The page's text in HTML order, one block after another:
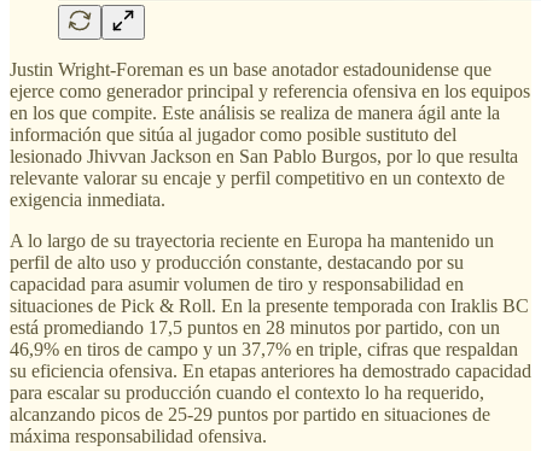
Justin Wright-Foreman es un base anotador estadounidense que
ejerce como generador principal y referencia ofensiva en los equipos
en los que compite. Este análisis se realiza de manera ágil ante la
información que sitúa al jugador como posible sustituto del
lesionado Jhivvan Jackson en San Pablo Burgos, por lo que resulta
relevante valorar su encaje y perfil competitivo en un contexto de
exigencia inmediata.
A lo largo de su trayectoria reciente en Europa ha mantenido un
perfil de alto uso y producción constante, destacando por su
capacidad para asumir volumen de tiro y responsabilidad en
situaciones de Pick & Roll. En la presente temporada con Iraklis BC
está promediando 17,5 puntos en 28 minutos por partido, con un
46,9% en tiros de campo y un 37,7% en triple, cifras que respaldan
su eficiencia ofensiva. En etapas anteriores ha demostrado capacidad
para escalar su producción cuando el contexto lo ha requerido,
alcanzando picos de 25-29 puntos por partido en situaciones de
máxima responsabilidad ofensiva.